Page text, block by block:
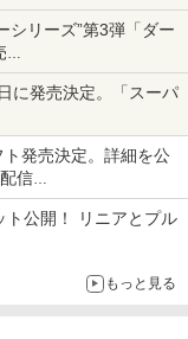
実施
シリーズ”第3弾「ダー
超大型チーズバーガー
に発売決定。「スーパ
ト発売決定。詳細を公
信
ト公開！ リニアとプル
もっと見る